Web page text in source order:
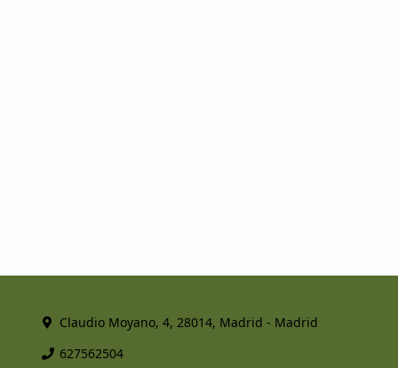
Claudio Moyano, 4, 28014, Madrid - Madrid
627562504